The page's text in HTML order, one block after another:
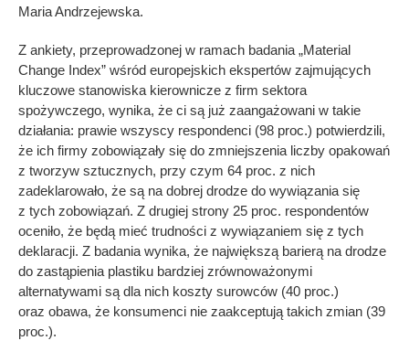
Maria Andrzejewska.
Z ankiety, przeprowadzonej w ramach badania „Material
Change Index” wśród europejskich ekspertów zajmujących
kluczowe stanowiska kierownicze z firm sektora
spożywczego, wynika, że ci są już zaangażowani w takie
działania: prawie wszyscy respondenci (98 proc.) potwierdzili,
że ich firmy zobowiązały się do zmniejszenia liczby opakowań
z tworzyw sztucznych, przy czym 64 proc. z nich
zadeklarowało, że są na dobrej drodze do wywiązania się
z tych zobowiązań. Z drugiej strony 25 proc. respondentów
oceniło, że będą mieć trudności z wywiązaniem się z tych
deklaracji. Z badania wynika, że największą barierą na drodze
do zastąpienia plastiku bardziej zrównoważonymi
alternatywami są dla nich koszty surowców (40 proc.)
oraz obawa, że konsumenci nie zaakceptują takich zmian (39
proc.).